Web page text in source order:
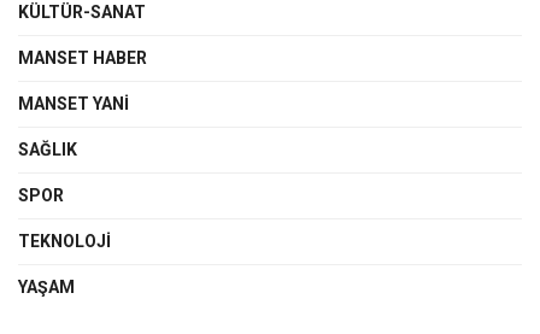
KÜLTÜR-SANAT
MANSET HABER
MANSET YANI
SAĞLIK
SPOR
TEKNOLOJI
YAŞAM